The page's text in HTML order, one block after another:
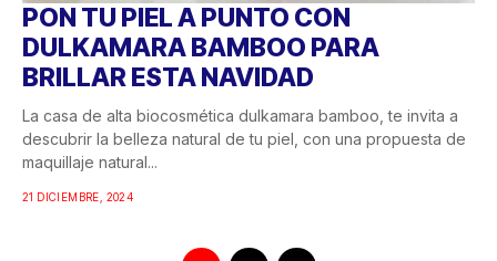
PON TU PIEL A PUNTO CON
DULKAMARA BAMBOO PARA
BRILLAR ESTA NAVIDAD
La casa de alta biocosmética dulkamara bamboo, te invita a
descubrir la belleza natural de tu piel, con una propuesta de
maquillaje natural...
21 DICIEMBRE, 2024